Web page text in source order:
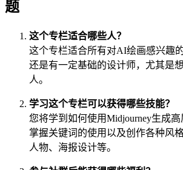
题
这个专栏适合哪些人？
这个专栏适合所有对AI绘画感兴趣
还是有一定基础的设计师，尤其是
人。
学习这个专栏可以获得哪些技能？
您将学到如何使用Midjourney生成高
掌握关键词的使用以及创作各种风
人物、海报设计等。